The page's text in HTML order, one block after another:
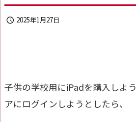
 2025年1月27日
子供の学校用にiPadを購入しよ
アにログインしようとしたら、